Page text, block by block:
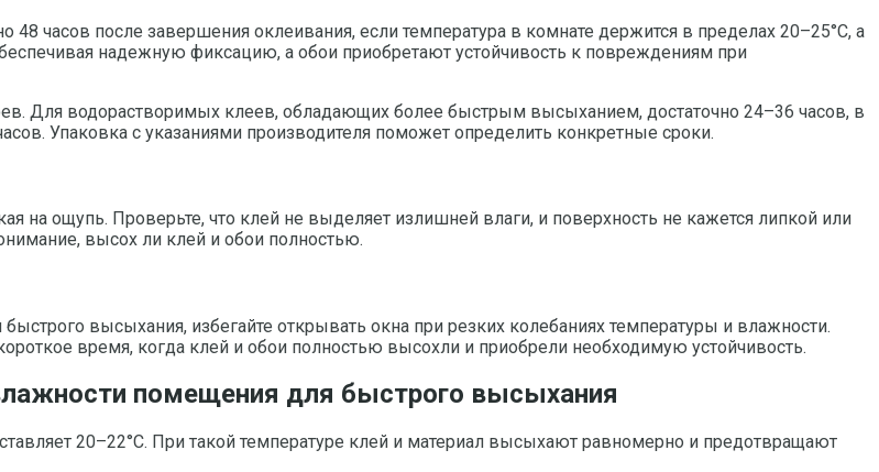
часов после завершения оклеивания, если температура в комнате держится в пределах 20–25°C, а
надежную фиксацию, а обои приобретают устойчивость к повреждениям при
Для водорастворимых клеев, обладающих более быстрым высыханием, достаточно 24–36 часов, в
Упаковка с указаниями производителя поможет определить конкретные сроки.
на ощупь. Проверьте, что клей не выделяет излишней влаги, и поверхность не кажется липкой или
высох ли клей и обои полностью.
высыхания, избегайте открывать окна при резких колебаниях температуры и влажности.
время, когда клей и обои полностью высохли и приобрели необходимую устойчивость.
помещения для быстрого высыхания
20–22°C. При такой температуре клей и материал высыхают равномерно и предотвращают